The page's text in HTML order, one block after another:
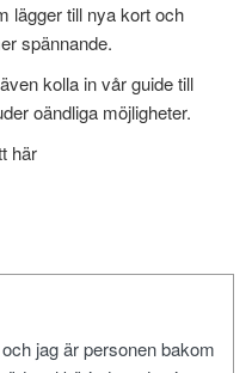
lägger till nya kort och
spännande.
kolla in vår guide till
oändliga möjligheter.
här
jag är personen bakom